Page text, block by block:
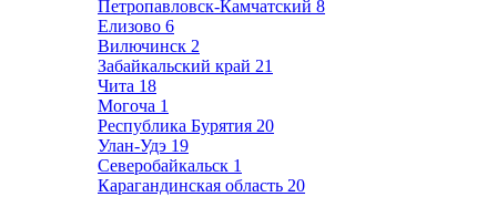
Петропавловск-Камчатский 8
Елизово 6
Вилючинск 2
Забайкальский край 21
Чита 18
Могоча 1
Республика Бурятия 20
Улан-Удэ 19
Северобайкальск 1
Карагандинская область 20